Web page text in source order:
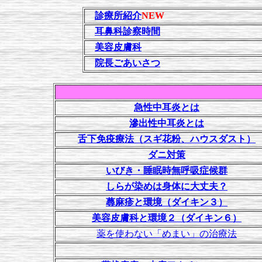
診療所紹介NEW
耳鼻科診察時間
美容皮膚科
院長ごあいさつ
急性中耳炎とは
滲出性中耳炎とは
舌下免疫療法（スギ花粉、ハウスダスト）
ダニ対策
いびき・睡眠時無呼吸症候群
しらが染めは身体に大丈夫？
蕁麻疹と環境（ダイキン３）
美容皮膚科と環境２（ダイキン６）
薬を使わない「めまい」の治療法